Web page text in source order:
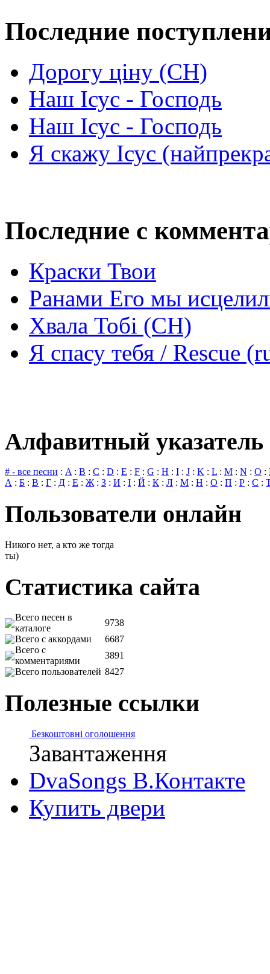
Последние
Дорогу ціну (СН)
Наш Ісус - Господь
Наш Ісус - Господь
Я скажу Ісус
Последние с
Краски Твои
Ранами Его мы
Хвала Тобі (СН)
Я спасу тебя / Rescue
Алфавитный указатель
# - все песни : A: B : C : D : E : F : G : H : I : J : K : L : M : N : O :
А : Б : В : Г : Д : Е : Ж: З : И : І : Й : К : Л : М : Н : О : П : Р : С :
Пользователи онлайн
Никого нет, а кто же тогда
ты)
Статистика сайта
Всего песен в
каталоге
9738
Всего с аккордами
6687
Всего с
комментариями
3891
Всего пользователей 8427
Полезные ссылки
Безкоштовні оголошення
Завантаження
DvaSongs В.Контакте
Купить двери